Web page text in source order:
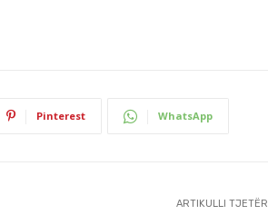
Pinterest WhatsApp
ARTIKULLI TJETËR